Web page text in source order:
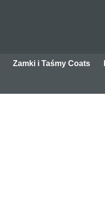
Zamki i Taśmy Coats